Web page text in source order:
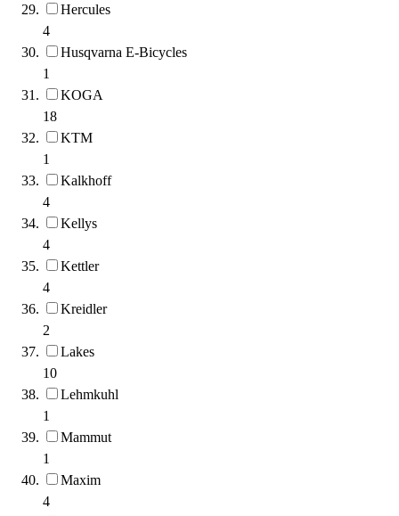
Hercules
4
Husqvarna E-Bicycles
1
KOGA
18
KTM
1
Kalkhoff
4
Kellys
4
Kettler
4
Kreidler
2
Lakes
10
Lehmkuhl
1
Mammut
1
Maxim
4